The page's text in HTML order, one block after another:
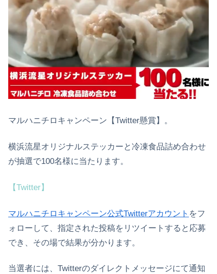
マルハニチロキャンペーン【Twitter懸賞】。
横浜流星オリジナルステッカーと冷凍食品詰め合わせ
が抽選で100名様に当たります。
【Twitter】
マルハニチロキャンペーン公式Twitterアカウント をフ
ォローして、指定された投稿をリツイートすると応募
でき、その場で結果が分かります。
当選者には、Twitterのダイレクトメッセージにて通知